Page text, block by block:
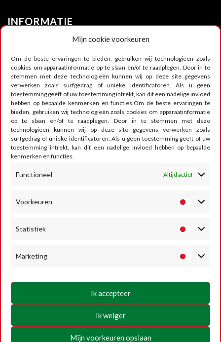
Mijn cookie voorkeuren
Om de beste ervaringen te bieden, gebruiken wij technologieën zoals
cookies om apparaatinformatie op te slaan en/of te raadplegen. Door in te
stemmen met deze technologieën kunnen wij op deze site gegevens
verwerken zoals surfgedrag of unieke identificatoren. Als u geen
toestemming geeft of uw toestemming intrekt, kan dit een nadelige invloed
hebben op bepaalde kenmerken en functies.Om de beste ervaringen te
bieden, gebruiken wij technologieën zoals cookies om apparaatinformatie
op te slaan en/of te raadplegen. Door in te stemmen met deze
technologieën kunnen wij op deze site gegevens verwerken zoals
surfgedrag of unieke identificatoren. Als u geen toestemming geeft of uw
toestemming intrekt, kan dit een nadelige invloed hebben op bepaalde
kenmerken en functies.
Functioneel Altijd actief
Voorkeuren
Statistiek
Marketing
Ik accepteer
Ik weiger
Mijn voorkeuren opslaan
INFORMATIE
Nieuws
Circuit infrastructuur
Infrastructuur trainingszone
Shop
Foto's
Video's
CONTACT
RUMESM ASBL – Circuit Jules Tacheny
B-5640 Mettet
Email :info@mettet-xp.be
TVA : BE0409 501 435
Algemene gebruiksvoorwaarden
VOLG ONS